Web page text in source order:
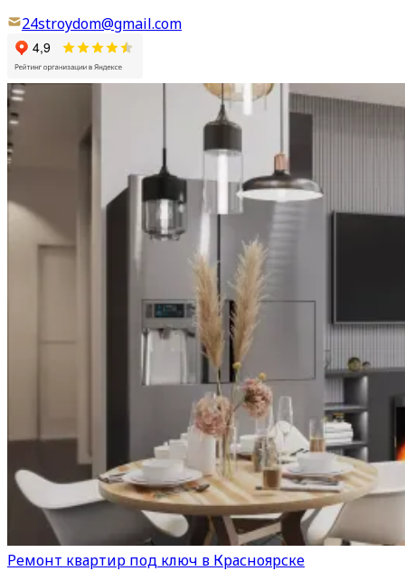
24stroydom@gmail.com
Ремонт квартир под ключ в Красноярске